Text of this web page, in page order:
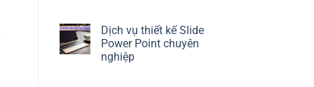
Dịch vụ thiết kế Slide
Power Point chuyên
nghiệp